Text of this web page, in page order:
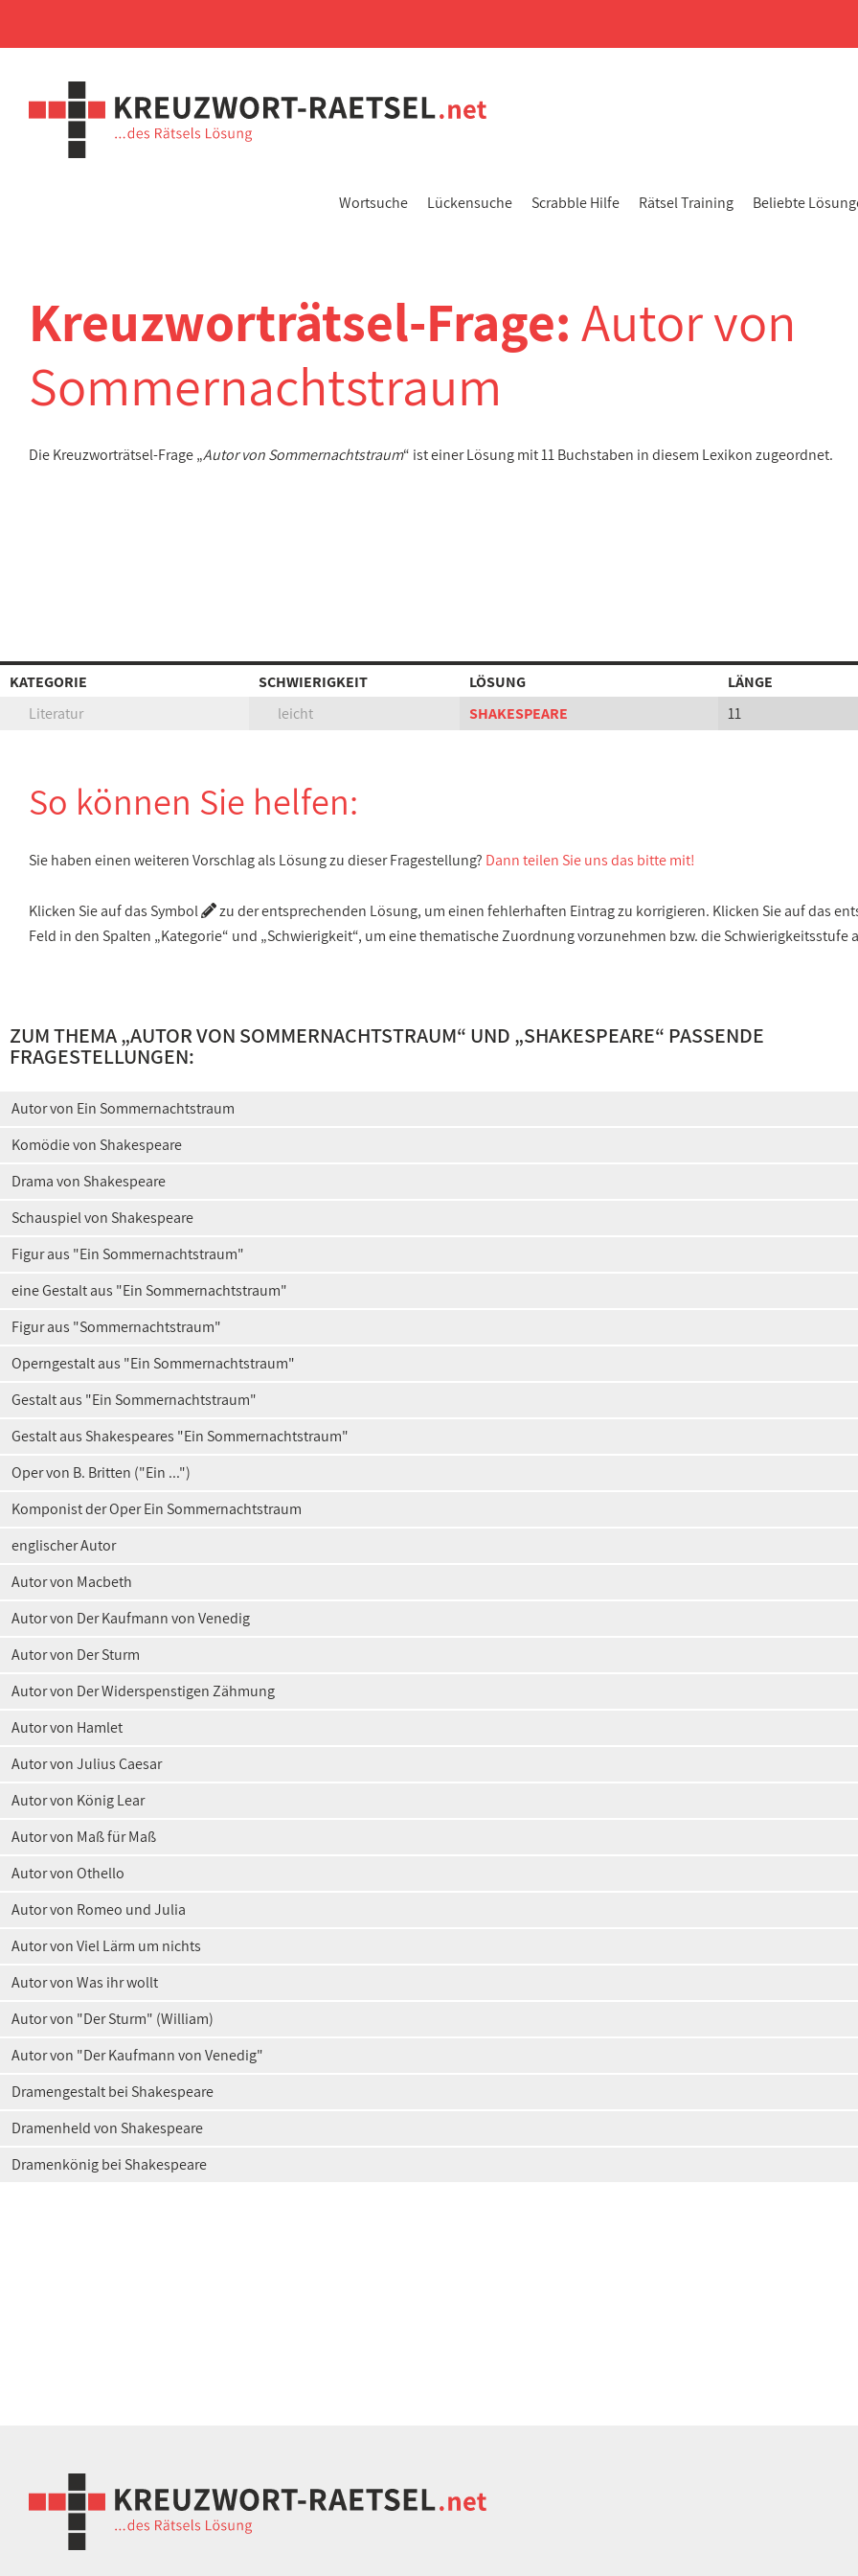
Wortsuche Lückensuche Scrabble Hilfe Rätsel Training Beliebte
Kreuzworträtsel-Frage:Autor von
Sommernachtstraum
Die Kreuzworträtsel-Frage „Autor von Sommernachtstraum“ ist einer Lösung mit 11 Buchstaben in diesem Lexikon zugeordnet.
KATEGORIE SCHWIERIGKEIT LÖSUNG
LÄNGE
Literatur
leicht SHAKESPEARE 11
So können Sie helfen:
Sie haben einen weiteren Vorschlag als Lösung zu dieser Fragestellung? Dann teilen Sie uns das bitte mit!
Klicken Sie auf das Symbol
zu der entsprechenden Lösung, um einen fehlerhaften Eintrag zu korrigieren. Klicken Sie auf das
Feld in den Spalten „Kategorie“ und „Schwierigkeit“, um eine thematische Zuordnung vorzunehmen bzw. die Schwierigkeitsstufe
ZUM THEMA „AUTOR VON SOMMERNACHTSTRAUM“ UND „SHAKESPEARE“ PASSENDE
FRAGESTELLUNGEN:
Autor von Ein Sommernachtstraum
Komödie von Shakespeare
Drama von Shakespeare
Schauspiel von Shakespeare
Figur aus "Ein Sommernachtstraum"
eine Gestalt aus "Ein Sommernachtstraum"
Figur aus "Sommernachtstraum"
Operngestalt aus "Ein Sommernachtstraum"
Gestalt aus "Ein Sommernachtstraum"
Gestalt aus Shakespeares "Ein Sommernachtstraum"
Oper von B. Britten ("Ein ...")
Komponist der Oper Ein Sommernachtstraum
englischer Autor
Autor von Macbeth
Autor von Der Kaufmann von Venedig
Autor von Der Sturm
Autor von Der Widerspenstigen Zähmung
Autor von Hamlet
Autor von Julius Caesar
Autor von König Lear
Autor von Maß für Maß
Autor von Othello
Autor von Romeo und Julia
Autor von Viel Lärm um nichts
Autor von Was ihr wollt
Autor von "Der Sturm" (William)
Autor von "Der Kaufmann von Venedig"
Dramengestalt bei Shakespeare
Dramenheld von Shakespeare
Dramenkönig bei Shakespeare